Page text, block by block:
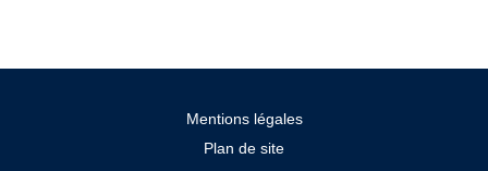
Mentions légales
Plan de site